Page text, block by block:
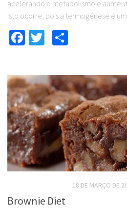
acelerando o metabolismo e
Isto ocorre, pois a termogênese é um
Facebook
Twitter
18 DE MARÇO DE
Brownie Diet